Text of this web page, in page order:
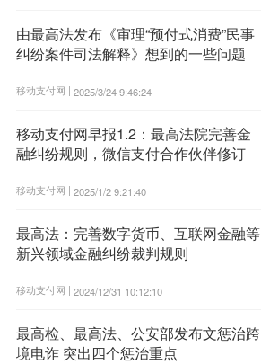
由最高法发布《审理“预付式消费”民事
纠纷案件司法解释》想到的一些问题
移动支付网 | 2025/3/24 9:46:24
移动支付网早报1.2：最高法院完善金
融纠纷规则，微信支付合作伙伴修订
移动支付网 | 2025/1/2 9:21:40
最高法：完善数字货币、互联网金融等
新兴领域金融纠纷裁判规则
移动支付网 | 2024/12/31 10:12:10
最高检、最高法、公安部发布文惩治跨
境电诈 突出四个惩治重点